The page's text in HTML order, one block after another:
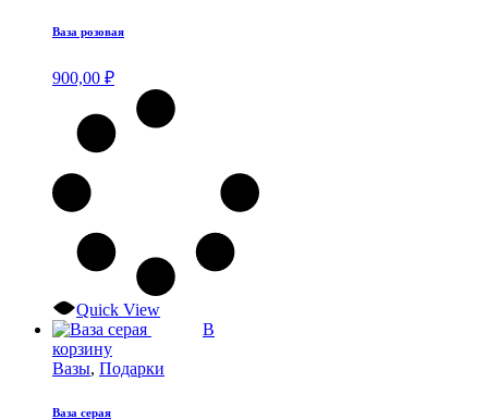
Ваза розовая
900,00 ₽
Quick View
В
корзину
Вазы, Подарки
Ваза серая